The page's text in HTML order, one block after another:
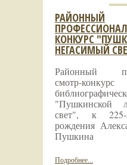
РАЙОННЫЙ
КОНКУРС
НЕГАСИМЫЙ
Районный
смотр-
"Пушкинской
свет", к
рождения
Пушкина
Подробнее...